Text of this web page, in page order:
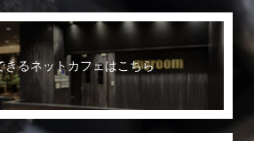
きるネットカフェはこちら